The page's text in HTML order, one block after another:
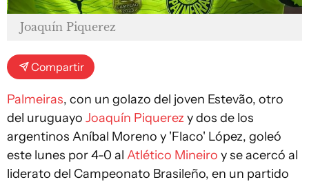
Joaquín Piquerez
Compartir
Palmeiras, con un golazo del joven Estevão, otro
del uruguayo Joaquín Piquerez y dos de los
argentinos Aníbal Moreno y 'Flaco' López, goleó
este lunes por 4-0 al Atlético Mineiro y se acercó al
liderato del Campeonato Brasileño, en un partido